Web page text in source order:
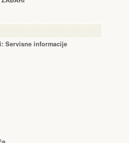
Servisne informacije